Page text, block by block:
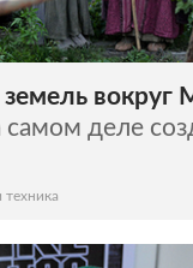
Авто
земель вокруг
самом деле
техника